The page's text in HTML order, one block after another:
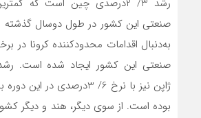
رشد 3/ 2درصدی چین است که
صنعتی این کشور در طول دوسال
به‌دنبال اقدامات محدودکننده کرونا در
صنعتی این کشور ایجاد شده است.
ژاپن نیز با نرخ 6/ 3درصدی در
بوده است. از سوی دیگر، هند و دیگر